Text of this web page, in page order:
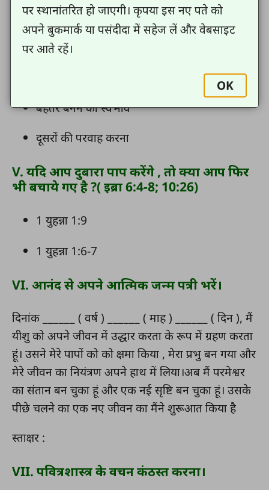
पवित्रशास्त्र पढ़ने की इच्छा
पाप क्षमा की शांति
बेहतर बनने का स्वभाव
दूसरों की परवाह करना
V. यदि आप दुबारा पाप करेंगे , तो क्या आप फिर
भी बचाये गए है ?( इब्रा 6:4-8; 10:26)
1 युहन्ना 1:9
1 युहन्ना 1:6-7
VI. आनंद से अपने आत्मिक जन्म पत्री भरें।
दिनांक ______ ( वर्ष ) ______ ( माह ) ______ ( दिन ), मैं
यीशु को अपने जीवन में उद्धार करता के रूप में ग्रहण करता
हूं। उसने मेरे पापों को को क्षमा किया , मेरा प्रभु बन गया और
मेरे जीवन का नियंत्रण अपने हाथ में लिया।अब मैं परमेश्वर
का संतान बन चुका हूं और एक नई सृष्टि बन चुका हूं। उसके
पीछे चलने का एक नए जीवन का मैंने शुरूआत किया है
स्ताक्षर :
VII. पवित्रशास्त्र के वचन कंठस्त करना।
पर स्थानांतरित हो जाएगी। कृपया इस नए पते को
अपने बुकमार्क या पसंदीदा में सहेज लें और वेबसाइट
पर आते रहें।
OK